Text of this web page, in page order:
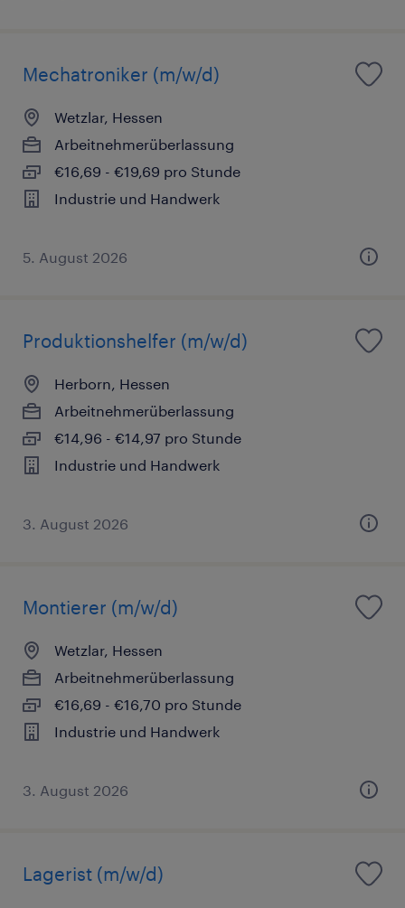
Mechatroniker (m/w/d)
Wetzlar, Hessen
Arbeitnehmerüberlassung
€16,69 - €19,69 pro Stunde
Industrie und Handwerk
5. August 2026
Produktionshelfer (m/w/d)
Herborn, Hessen
Arbeitnehmerüberlassung
€14,96 - €14,97 pro Stunde
Industrie und Handwerk
3. August 2026
Montierer (m/w/d)
Wetzlar, Hessen
Arbeitnehmerüberlassung
€16,69 - €16,70 pro Stunde
Industrie und Handwerk
3. August 2026
Lagerist (m/w/d)